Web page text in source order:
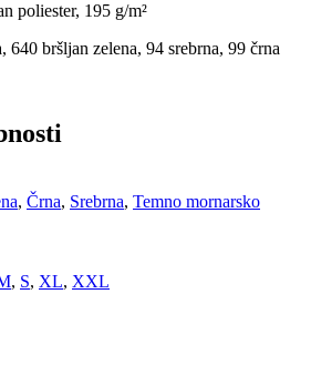
poliester, 195 g/m²
640 bršljan zelena, 94 srebrna, 99 črna
, Črna, Srebrna, Temno mornarsko
, S, XL, XXL